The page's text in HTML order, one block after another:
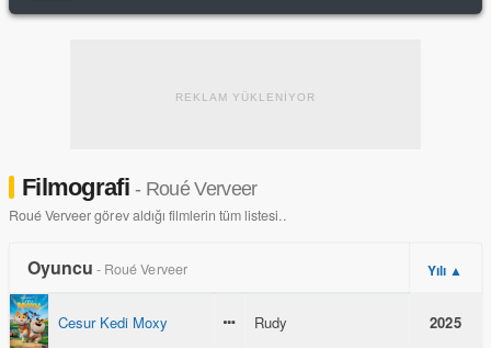
REKLAM YÜKLENİYOR
Filmografi- Roué Verveer
Roué Verveer görev aldığı filmlerin tüm listesi..
Oyuncu - Roué Verveer Yılı ▲
Cesur Kedi Moxy Rudy 2025